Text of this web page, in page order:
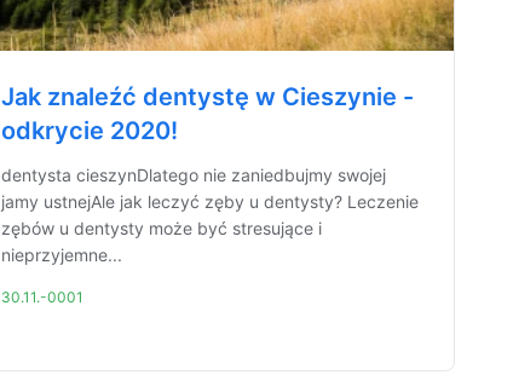
Jak znaleźć dentystę w Cieszynie -
odkrycie 2020!
dentysta cieszynDlatego nie zaniedbujmy swojej
jamy ustnejAle jak leczyć zęby u dentysty? Leczenie
zębów u dentysty może być stresujące i
nieprzyjemne...
30.11.-0001